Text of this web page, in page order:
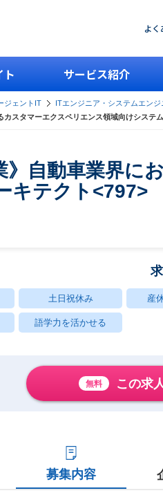
よく
ト サービス紹介
ジェントIT ITエンジニア・システムエンジ
カスタマーエクスペリエンス領域向けシステ
》自動車業界
キテクト<797>
土日祝休み 産
語学力を活かせる
無料 この求
募集内容